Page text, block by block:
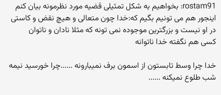
rostam91: بخواهیم به شکل تمثیلی قضیه مورد نظرمونه بیان کنم
اینجور هم می تونیم بگیم که:خدا چون متعالی و هیچ نقض و کاستی
در او نیست و بزرگترین موجوده نمی تونه که مثلا نادان و ناتوان
کسی هم نگفته خدا ناتوانه
خدا چرا وسط تابستون از اسمون برف نمیبارونه ......چرا خورسید نیمه
شب طلوع نمیکنه ......